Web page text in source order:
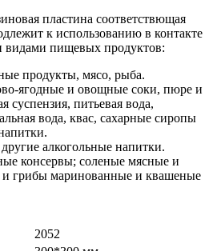
пластина соответствющая
к использованию в контакте
видами пищевых продуктов:
продукты, мясо, рыба.
ягодные и овощные соки, пюре и
суспензия, питьевая вода,
вода, квас, сахарные сиропы
алкогольные напитки.
консервы; соленые мясные и
грибы маринованные и квашеные
2052